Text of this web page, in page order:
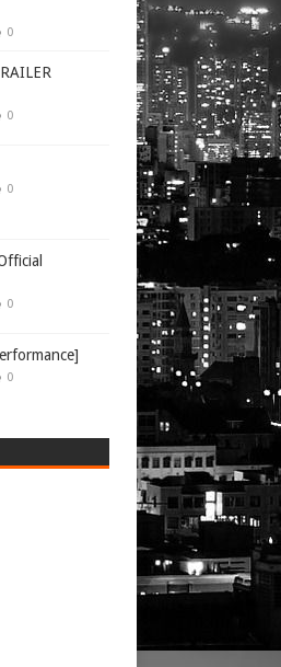
0
0
0
0
0